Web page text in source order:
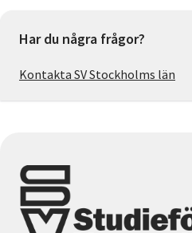
Har du några frågor?
Kontakta SV Stockholms län